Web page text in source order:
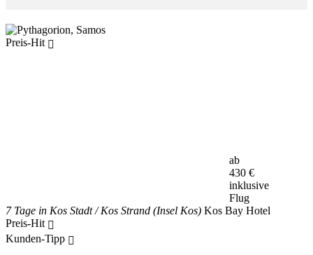
Preis-Hit
ab
430 €
inklusive
Flug
7 Tage in Kos Stadt / Kos Strand (Insel Kos) Kos Bay Hotel
Preis-Hit
Kunden-Tipp